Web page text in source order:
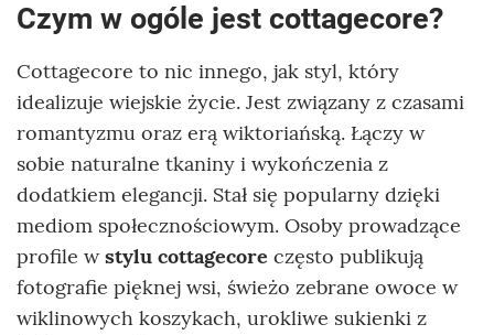
Czym w ogóle jest cottagecore?
Cottagecore to nic innego, jak styl, który
idealizuje wiejskie życie. Jest związany z czasami
romantyzmu oraz erą wiktoriańską. Łączy w
sobie naturalne tkaniny i wykończenia z
dodatkiem elegancji. Stał się popularny dzięki
mediom społecznościowym. Osoby prowadzące
profile wstylu cottagecore często publikują
fotografie pięknej wsi, świeżo zebrane owoce w
wiklinowych koszykach, urokliwe sukienki z